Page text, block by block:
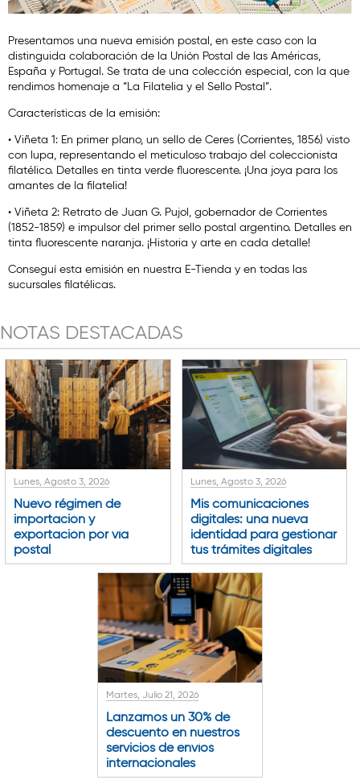
Presentamos una nueva emisión postal, en este caso con la
distinguida colaboración de la Unión Postal de las Américas,
España y Portugal. Se trata de una colección especial, con la que
rendimos homenaje a “La Filatelia y el Sello Postal”.
Características de la emisión:
• Viñeta 1: En primer plano, un sello de Ceres (Corrientes, 1856) visto
con lupa, representando el meticuloso trabajo del coleccionista
filatélico. Detalles en tinta verde fluorescente. ¡Una joya para los
amantes de la filatelia!
• Viñeta 2: Retrato de Juan G. Pujol, gobernador de Corrientes
(1852-1859) e impulsor del primer sello postal argentino. Detalles en
tinta fluorescente naranja. ¡Historia y arte en cada detalle!
Conseguí esta emisión en nuestra E-Tienda y en todas las
sucursales filatélicas.
NOTAS DESTACADAS
Lunes, Agosto 3, 2026
Nuevo régimen de
importación y
exportación por vía
postal
Lunes, Agosto 3, 2026
Mis comunicaciones
digitales: una nueva
identidad para gestionar
tus trámites digitales
Martes, Julio 21, 2026
Lanzamos un 30% de
descuento en nuestros
servicios de envíos
internacionales